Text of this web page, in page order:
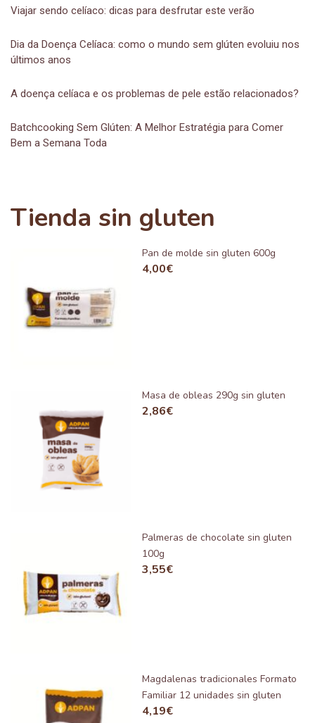
Viajar sendo celíaco: dicas para desfrutar este verão
Dia da Doença Celíaca: como o mundo sem glúten evoluiu nos
últimos anos
A doença celíaca e os problemas de pele estão relacionados?
Batchcooking Sem Glúten: A Melhor Estratégia para Comer
Bem a Semana Toda
Tienda sin gluten
Pan de molde sin gluten 600g
4,00€
Masa de obleas 290g sin gluten
2,86€
Palmeras de chocolate sin gluten
100g
3,55€
Magdalenas tradicionales Formato
Familiar 12 unidades sin gluten
4,19€